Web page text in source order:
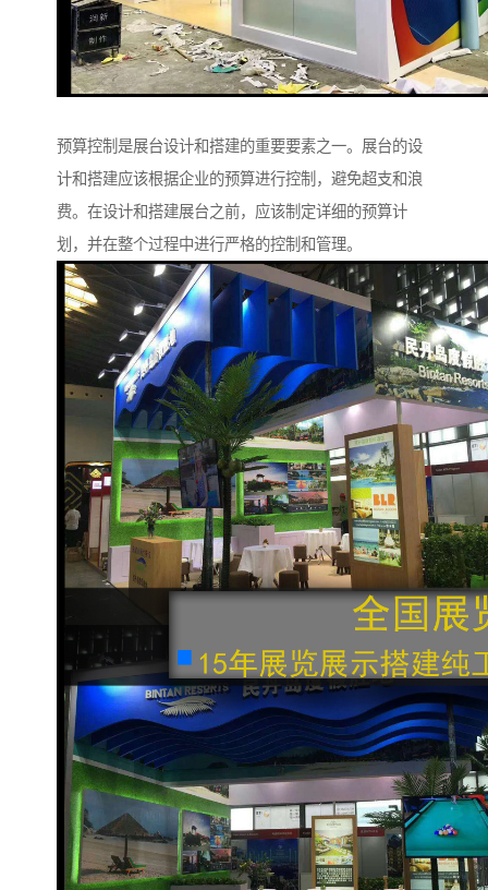
预算控制是展台设计和搭建的重要要素之一。展台的设
计和搭建应该根据企业的预算进行控制，避免超支和浪
费。在设计和搭建展台之前，应该制定详细的预算计
划，并在整个过程中进行严格的控制和管理。